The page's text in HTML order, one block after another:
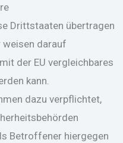
Drittstaaten übertragen
weisen darauf
der EU vergleichbares
kann.
dazu verpflichtet,
Betroffener hiergegen